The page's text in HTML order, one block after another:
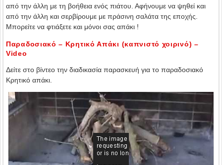
από την άλλη με τη βοήθεια ενός πιάτου. Αφήνουμε να ψηθεί και
από την άλλη και σερβίρουμε με πράσινη σαλάτα της εποχής.
Μπορείτε να φτιάξετε και μόνοι σας απάκι !
Παραδοσιακό – Κρητικό Απάκι (καπνιστό χοιρινό) –
Video
Δείτε στο βίντεο την διαδικασία παρασκευή για το παραδοσιακό
Κρητικό απάκι.